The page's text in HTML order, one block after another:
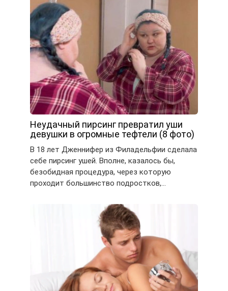
Неудачный пирсинг превратил уши
девушки в огромные тефтели (8 фото)
В 18 лет Дженнифер из Филадельфии сделала
себе пирсинг ушей. Вполне, казалось бы,
безобидная процедура, через которую
проходит большинство подростков,…